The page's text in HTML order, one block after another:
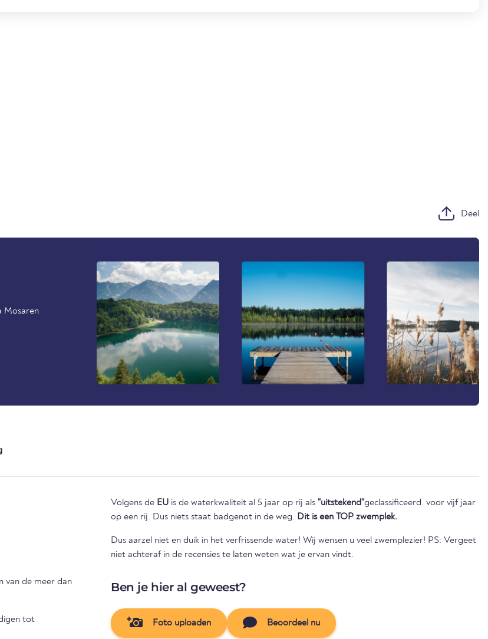
Deel
Mosaren
van de meer dan
tot
Volgens de EU is de waterkwaliteit al 5 jaar op rij als "uitstekend"geclassificeerd. voor vijf jaar
op een rij. Dus niets staat badgenot in de weg. Dit is een TOP zwemplek.
Dus aarzel niet en duik in het verfrissende water! Wij wensen u veel zwemplezier! PS: Vergeet
niet achteraf in de recensies te laten weten wat je ervan vindt.
Ben je hier al geweest?
Foto uploaden Beoordeel nu